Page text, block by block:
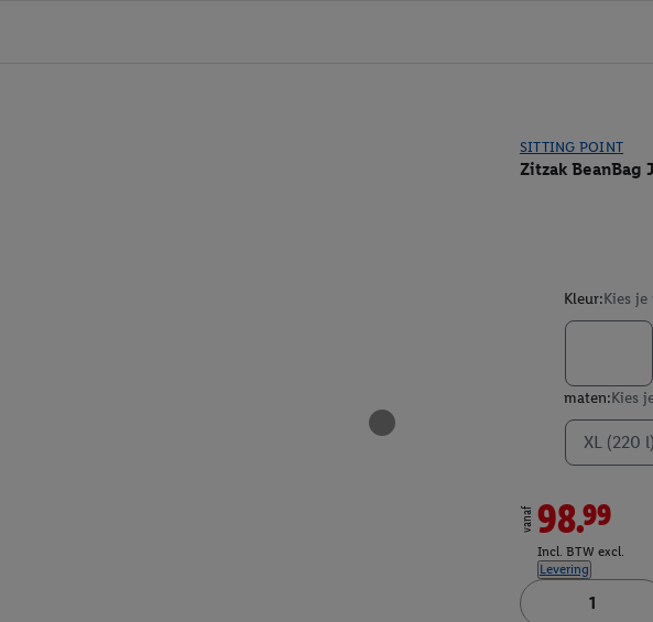
SITTING POINT
Zitzak BeanBag
Kleur:Kies
maten:Kies
XL (220 l)
vanaf 98.99
Incl. BTW excl.
Levering